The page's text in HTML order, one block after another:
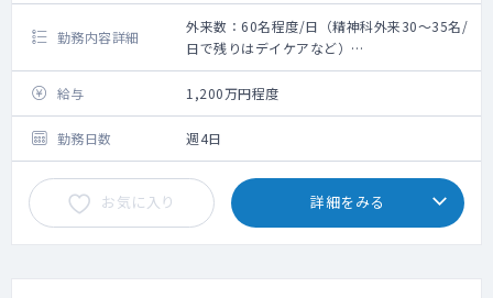
勤務内容詳細
外来数：60名程度/日（精神科外来30～35名/
日で残りはデイケアなど）
救急搬入数：なし
〇外来・病棟の対応
〇うつ病、認知症の患者の割合が高いです
（アルコール依存症も稀にいます）
〇指導医のサポート体制がございます。
給与 1,200万円程度
勤務日数 週4日
お気に入り 詳細をみる